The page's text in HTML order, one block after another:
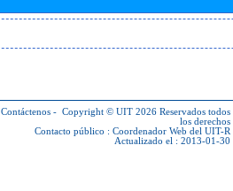
Contáctenos - Copyright © UIT 2026 Reservados todos
los derechos
Contacto público : Coordenador Web del UIT-R
Actualizado el : 2013-01-30